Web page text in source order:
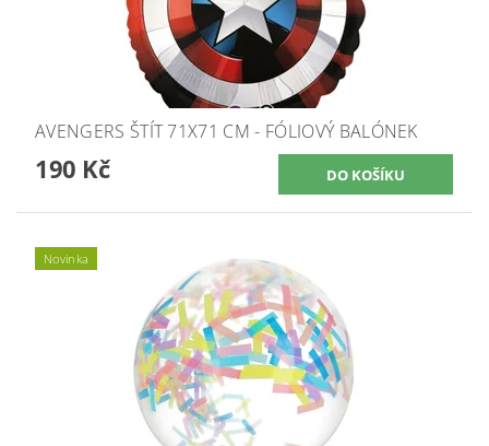
AVENGERS ŠTÍT 71X71 CM - FÓLIOVÝ BALÓNEK
190 Kč
Novinka